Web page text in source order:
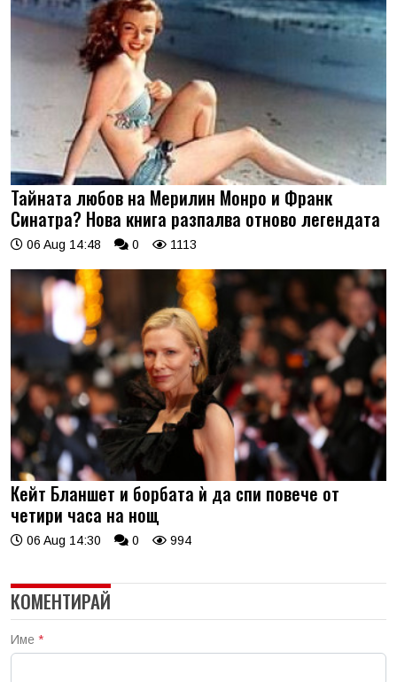
Тайната любов на Мерилин Монро и Франк
Синатра? Нова книга разпалва отново легендата
06 Aug 14:48 0 1113
Кейт Бланшет и борбата ѝ да спи повече от
четири часа на нощ
06 Aug 14:30 0 994
КОМЕНТИРАЙ
Име *